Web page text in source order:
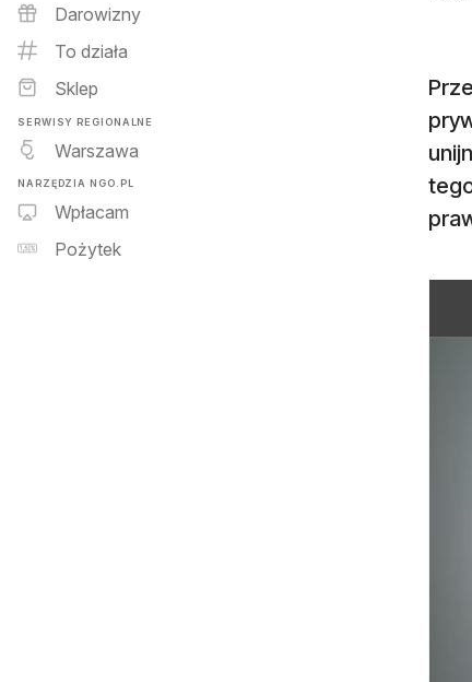
Darowizny
To działa
Sklep
SERWISY REGIONALNE
Warszawa
NARZĘDZIA NGO.PL
Wpłacam
Pożytek